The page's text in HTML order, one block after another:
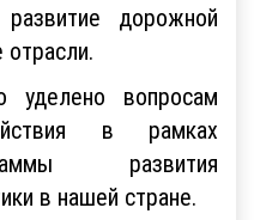
развитие дорожной
отрасли.
уделено вопросам
в рамках
развития
в нашей стране.